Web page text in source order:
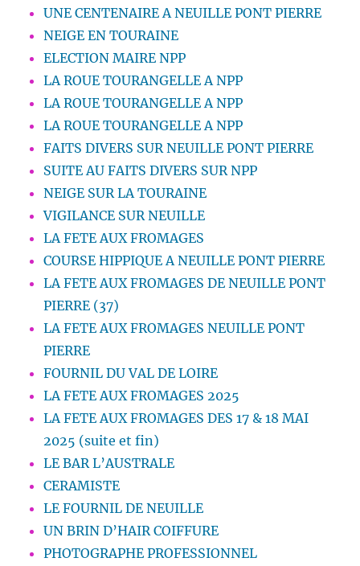
UNE CENTENAIRE A NEUILLE PONT PIERRE
NEIGE EN TOURAINE
ELECTION MAIRE NPP
LA ROUE TOURANGELLE A NPP
LA ROUE TOURANGELLE A NPP
LA ROUE TOURANGELLE A NPP
FAITS DIVERS SUR NEUILLE PONT PIERRE
SUITE AU FAITS DIVERS SUR NPP
NEIGE SUR LA TOURAINE
VIGILANCE SUR NEUILLE
LA FETE AUX FROMAGES
COURSE HIPPIQUE A NEUILLE PONT PIERRE
LA FETE AUX FROMAGES DE NEUILLE PONT
PIERRE (37)
LA FETE AUX FROMAGES NEUILLE PONT
PIERRE
FOURNIL DU VAL DE LOIRE
LA FETE AUX FROMAGES 2025
LA FETE AUX FROMAGES DES 17 & 18 MAI
2025 (suite et fin)
LE BAR L’AUSTRALE
CERAMISTE
LE FOURNIL DE NEUILLE
UN BRIN D’HAIR COIFFURE
PHOTOGRAPHE PROFESSIONNEL